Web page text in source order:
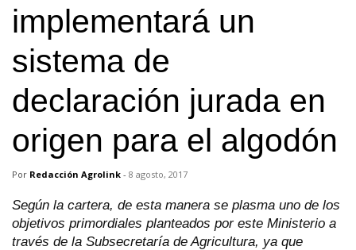
implementará un
sistema de
declaración jurada en
origen para el algodón
Por Redacción Agrolink - 8 agosto, 2017
Según la cartera, de esta manera se plasma uno de los
objetivos primordiales planteados por este Ministerio a
través de la Subsecretaría de Agricultura, ya que